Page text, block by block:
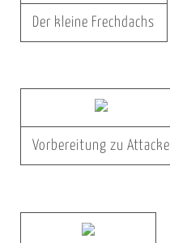
Der kleine Frechdachs
Vorbereitung zu Attacke